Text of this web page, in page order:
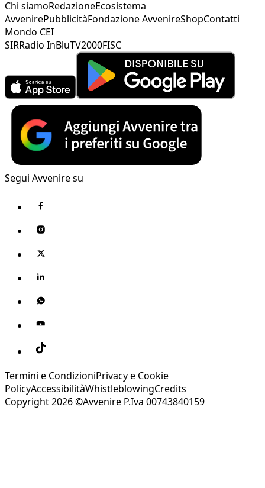
Chi siamoRedazioneEcosistema
AvvenirePubblicitàFondazione AvvenireShopContatti
Mondo CEI
SIRRadio InBluTV2000FISC
Segui Avvenire su
Termini e CondizioniPrivacy e Cookie
PolicyAccessibilitàWhistleblowingCredits
Copyright 2026 ©Avvenire P.Iva 00743840159